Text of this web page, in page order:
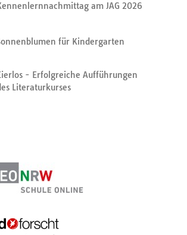
am JAG 2026
für Kindergarten
- Erfolgreiche Aufführungen
Literaturkurses